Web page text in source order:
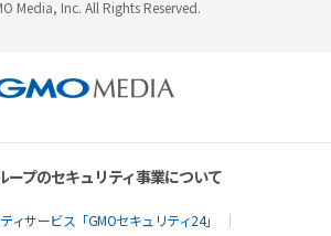
Media, Inc. All Rights Reserved.
ープのセキュリティ事業について
ィサービス「GMOセキュリティ24」